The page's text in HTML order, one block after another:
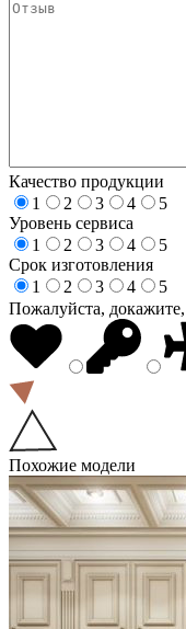
Качество продукции
1
2 3 4
5
Уровень сервиса
1
2 3 4
5
Срок изготовления
1
2 3 4
5
Пожалуйста,
Похожие модели